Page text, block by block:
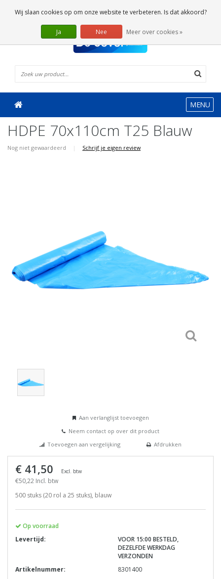
0 Artikelen
MENU
HDPE 70x110cm T25 Blauw
Nog niet gewaardeerd | Schrijf je eigen review
Aan verlanglijst toevoegen
Neem contact op over dit product
Toevoegen aan vergelijking
Afdrukken
€ 41,50 Excl. btw
€50,22 Incl. btw
500 stuks (20 rol a 25 stuks), blauw
Op voorraad
Levertijd:
VOOR 15:00 BESTELD,
DEZELFDE WERKDAG
VERZONDEN
Artikelnummer:
8301400
Wij slaan cookies op om onze website te verbeteren. Is dat akkoord?
Ja Nee Meer over cookies »